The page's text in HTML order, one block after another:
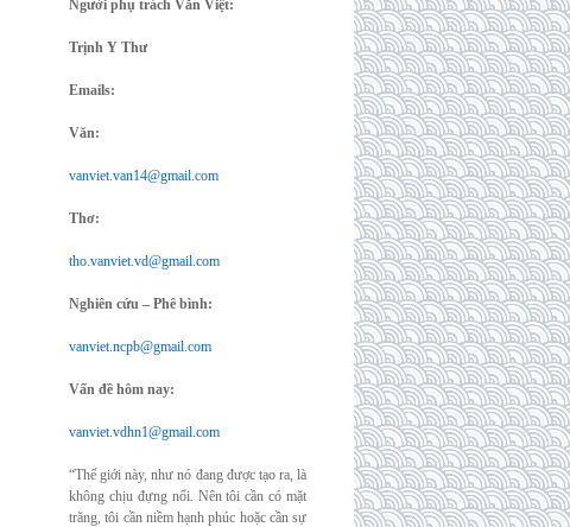
Người phụ trách Văn Việt:
Trịnh Y Thư
Emails:
Văn:
vanviet.van14@gmail.com
Thơ:
tho.vanviet.vd@gmail.com
Nghiên cứu – Phê bình:
vanviet.ncpb@gmail.com
Vấn đề hôm nay:
vanviet.vdhn1@gmail.com
“Thế giới này, như nó đang được tạo ra, là
không chịu đựng nổi. Nên tôi cần có mặt
trăng, tôi cần niềm hạnh phúc hoặc cần sự